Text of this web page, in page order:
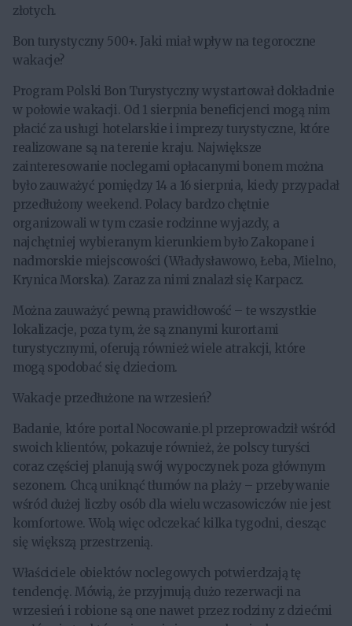
złotych.
Bon turystyczny 500+. Jaki miał wpływ na tegoroczne
wakacje?
Program Polski Bon Turystyczny wystartował dokładnie
w połowie wakacji. Od 1 sierpnia beneficjenci mogą nim
płacić za usługi hotelarskie i imprezy turystyczne, które
realizowane są na terenie kraju. Największe
zainteresowanie noclegami opłacanymi bonem można
było zauważyć pomiędzy 14 a 16 sierpnia, kiedy przypadał
przedłużony weekend. Polacy bardzo chętnie
organizowali w tym czasie rodzinne wyjazdy, a
najchętniej wybieranym kierunkiem było Zakopane i
nadmorskie miejscowości (Władysławowo, Łeba, Mielno,
Krynica Morska). Zaraz za nimi znalazł się Karpacz.
Można zauważyć pewną prawidłowość – te wszystkie
lokalizacje, poza tym, że są znanymi kurortami
turystycznymi, oferują również wiele atrakcji, które
mogą spodobać się dzieciom.
Wakacje przedłużone na wrzesień?
Badanie, które portal Nocowanie.pl przeprowadził wśród
swoich klientów, pokazuje również, że polscy turyści
coraz częściej planują swój wypoczynek poza głównym
sezonem. Chcą uniknąć tłumów na plaży – przebywanie
wśród dużej liczby osób dla wielu wczasowiczów nie jest
komfortowe. Wolą więc odczekać kilka tygodni, ciesząc
się większą przestrzenią.
Właściciele obiektów noclegowych potwierdzają tę
tendencję. Mówią, że przyjmują dużo rezerwacji na
wrzesień i robione są one nawet przez rodziny z dziećmi